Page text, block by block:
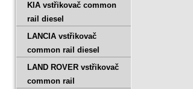
KIA vstřikovač common
rail diesel
LANCIA vstřikovač
common rail diesel
LAND ROVER vstřikovač
common rail